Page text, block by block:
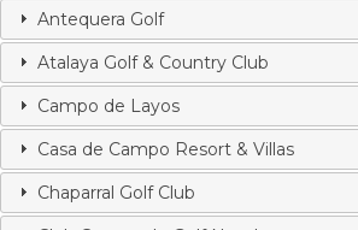
Antequera Golf
Atalaya Golf & Country Club
Campo de Layos
Casa de Campo Resort & Villas
Chaparral Golf Club